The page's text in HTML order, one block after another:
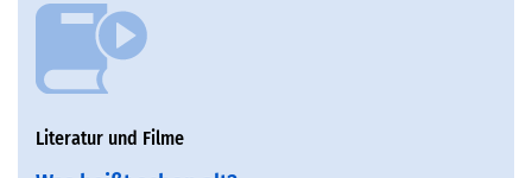
Literatur und Filme